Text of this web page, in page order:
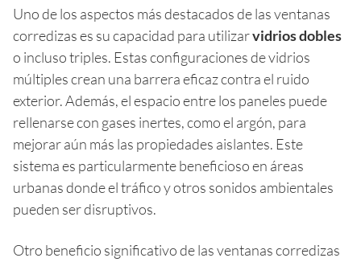
Uno de los aspectos más destacados de las ventanas
corredizas es su capacidad para utilizarvidrios dobles
o incluso triples. Estas configuraciones de vidrios
múltiples crean una barrera eficaz contra el ruido
exterior. Además, el espacio entre los paneles puede
rellenarse con gases inertes, como el argón, para
mejorar aún más las propiedades aislantes. Este
sistema es particularmente beneficioso en áreas
urbanas donde el tráfico y otros sonidos ambientales
pueden ser disruptivos.
Otro beneficio significativo de las ventanas corredizas